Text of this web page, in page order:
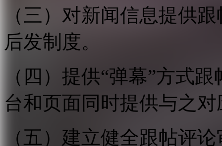
（三）对新闻信息提供
后发制度。
（四）提供“弹幕”方式
台和页面同时提供与之
（五）建立健全跟帖评